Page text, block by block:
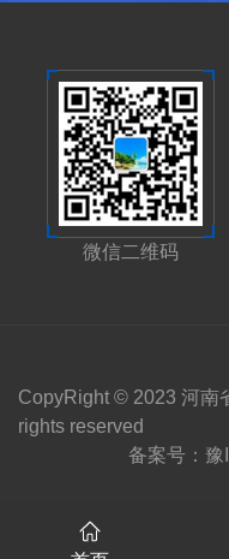
微信二维码
CopyRight © 2023 河南
rights reserved
备案号： 豫